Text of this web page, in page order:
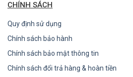
CHÍNH SÁCH
Quy định sử dụng
Chính sách bảo hành
Chính sách bảo mật thông tin
Chính sách đổi trả hàng & hoàn tiền